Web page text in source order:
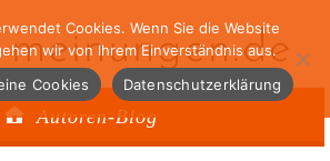
Autoren-Blog
Cookies. Wenn Sie die Website
wir von Ihrem Einverständnis aus.
Cookies Datenschutzerklärung